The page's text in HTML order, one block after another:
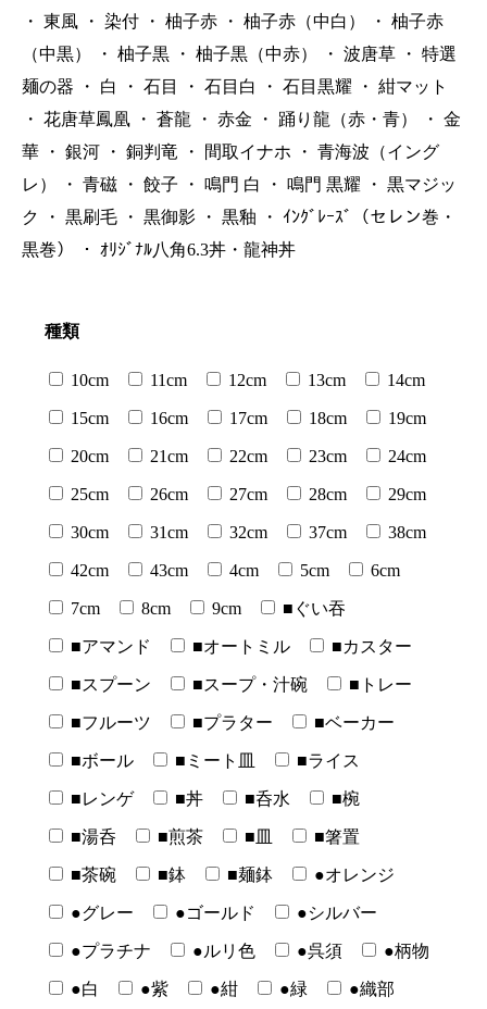
・ 東風 ・ 染付 ・ 柚子赤 ・ 柚子赤（中白） ・ 柚子赤
（中黒）
・ 柚子黒 ・ 柚子黒（中赤） ・ 波唐草 ・ 特選
麺の器
・ 白 ・ 石目 ・ 石目白 ・ 石目黒耀 ・ 紺マット
・ 花唐草鳳凰 ・ 蒼龍 ・ 赤金 ・ 踊り龍（赤・青） ・ 金
華
・ 銀河 ・ 銅判竜 ・ 間取イナホ ・ 青海波（イング
レ）
・ 青磁 ・ 餃子 ・ 鳴門 白 ・ 鳴門 黒耀 ・ 黒マジッ
ク
・ 黒刷毛 ・ 黒御影 ・ 黒釉 ・
ｲﾝｸﾞﾚｰｽﾞ（セレン巻・
黒巻）
・ ｵﾘｼﾞﾅﾙ八角6.3丼・龍神丼
種類
10cm 11cm 12cm 13cm 14cm
15cm 16cm 17cm 18cm 19cm
20cm 21cm 22cm 23cm 24cm
25cm 26cm 27cm 28cm 29cm
30cm 31cm 32cm 37cm 38cm
42cm 43cm 4cm 5cm 6cm
7cm 8cm 9cm ■ぐい吞
■アマンド ■オートミル ■カスター
■スプーン ■スープ・汁碗 ■トレー
■フルーツ ■プラター ■ベーカー
■ボール ■ミート皿 ■ライス
■レンゲ ■丼 ■呑水 ■椀
■湯呑 ■煎茶 ■皿 ■箸置
■茶碗 ■鉢 ■麺鉢 ●オレンジ
●グレー ●ゴールド ●シルバー
●プラチナ ●ルリ色 ●呉須 ●柄物
●白 ●紫 ●紺 ●緑 ●織部